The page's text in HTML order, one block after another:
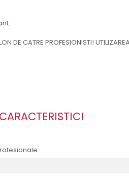
DE CATRE PROFESIONISTI!
CARACTERISTICI